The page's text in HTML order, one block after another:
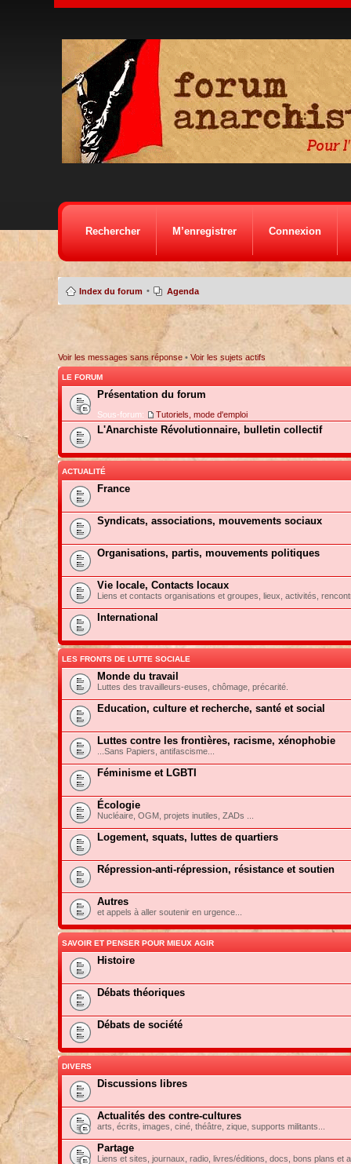
Rechercher M’enregistrer Connexion
Index du forum • Agenda
Voir les messages sans réponse• Voir les sujets actifs
LE FORUM
Présentation du forum
Sous-forum: Tutoriels, mode d'emploi
L'Anarchiste Révolutionnaire, bulletin collectif
ACTUALITÉ
France
Syndicats, associations, mouvements sociaux
Organisations, partis, mouvements politiques
Vie locale, Contacts locaux
Liens et contacts organisations et groupes, lieux, activités,
International
LES FRONTS DE LUTTE SOCIALE
Monde du travail
Luttes des travailleurs-euses, chômage, précarité.
Education, culture et recherche, santé et social
Luttes contre les frontières, racisme, xénophobie
...Sans Papiers, antifascisme...
Féminisme et LGBTI
Écologie
Nucléaire, OGM, projets inutiles, ZADs ...
Logement, squats, luttes de quartiers
Répression-anti-répression, résistance et soutien
Autres
et appels à aller soutenir en urgence...
SAVOIR ET PENSER POUR MIEUX AGIR
Histoire
Débats théoriques
Débats de société
DIVERS
Discussions libres
Actualités des contre-cultures
arts, écrits, images, ciné, théâtre, zique, supports militants...
Partage
Liens et sites, journaux, radio, livres/éditions, docs, bons plans et